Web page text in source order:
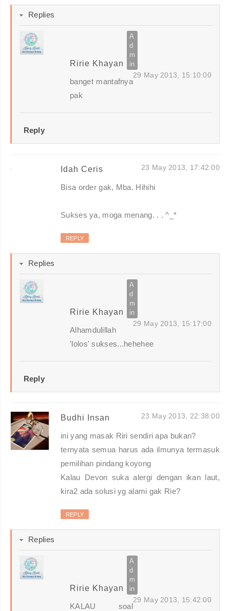
Replies
Ririe Khayan
29 May 2013, 15:10:00
banget mantafnya
pak
Reply
Idah Ceris 23 May 2013, 17:42:00
Bisa order gak, Mba. Hihihi
Sukses ya, moga menang. . . ^_*
REPLY
Replies
Ririe Khayan
29 May 2013, 15:17:00
Alhamdulillah
'lolos' sukses...hehehee
Reply
Budhi Insan 23 May 2013, 22:38:00
ini yang masak Riri sendiri apa bukan?
ternyata semua harus ada ilmunya termasuk
pemilihan pindang koyong
Kalau Devon suka alergi dengan ikan laut,
kira2 ada solusi yg alami gak Rie?
REPLY
Replies
Ririe Khayan
29 May 2013, 15:42:00
KALAU soal